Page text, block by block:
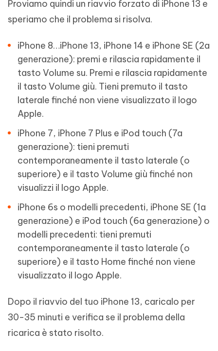
Proviamo quindi un riavvio forzato di iPhone 13 e
speriamo che il problema si risolva.
iPhone 8…iPhone 13, iPhone 14 e iPhone SE (2a
generazione): premi e rilascia rapidamente il
tasto Volume su. Premi e rilascia rapidamente
il tasto Volume giù. Tieni premuto il tasto
laterale finché non viene visualizzato il logo
Apple.
iPhone 7, iPhone 7 Plus e iPod touch (7a
generazione): tieni premuti
contemporaneamente il tasto laterale (o
superiore) e il tasto Volume giù finché non
visualizzi il logo Apple.
iPhone 6s o modelli precedenti, iPhone SE (1a
generazione) e iPod touch (6a generazione) o
modelli precedenti: tieni premuti
contemporaneamente il tasto laterale (o
superiore) e il tasto Home finché non viene
visualizzato il logo Apple.
Dopo il riavvio del tuo iPhone 13, caricalo per
30-35 minuti e verifica se il problema della
ricarica è stato risolto.